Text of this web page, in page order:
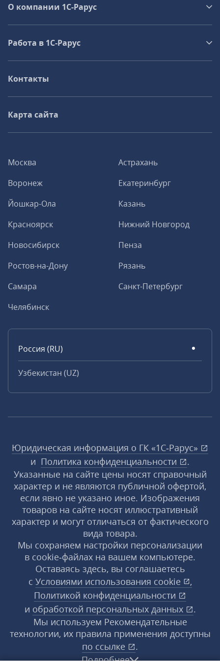
Москва
Астрахань
Воронеж
Екатеринбург
Йошкар-Ола
Казань
Красноярск
Нижний Новгород
Новосибирск
Пенза
Ростов-на-Дону
Рязань
Самара
Санкт-Петербург
Челябинск
Россия (RU)
Узбекистан (UZ)
О компании 1C-Рарус
Работа в 1С‑Рарус
Контакты
Карта сайта
Юридическая информация о ГК «1С‑Рарус»
и Политика конфиденциальности
.
Указанные на сайте цены носят справочный
характер и не являются публичной офертой,
если явно не указано иное. Изображения
товаров на сайте носят иллюстративный
характер и могут отличаться от фактического
вида товара.
Мы сохраняем настройки персонализации
в cookie‑файлах на вашем компьютере.
Оставаясь здесь, вы соглашаетесь
с Условиями использования cookie
,
Политикой конфиденциальности
и обработкой персональных данных
.
Мы используем Рекомендательные
технологии, их правила применения доступны
по ссылке
.
Подробнее